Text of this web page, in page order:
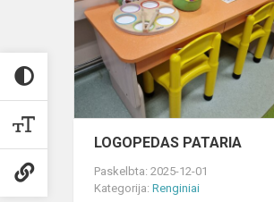
LOGOPEDAS PATARIA
Paskelbta: 2025-12-01
Kategorija: Renginiai